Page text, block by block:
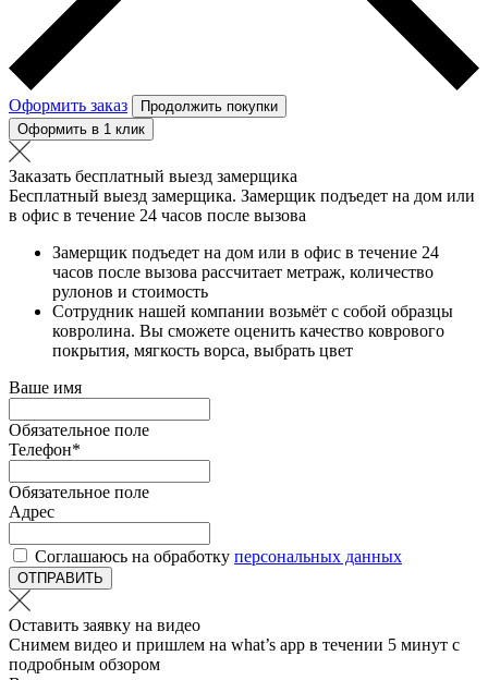
Оформить заказ
Продолжить покупки
Оформить в 1 клик
Заказать бесплатный выезд замерщика
Бесплатный выезд замерщика. Замерщик подъедет на дом или
в офис в течение 24 часов после вызова
Замерщик подъедет на дом или в офис в течение 24
часов после вызова рассчитает метраж, количество
рулонов и стоимость
Сотрудник нашей компании возьмёт с собой образцы
ковролина. Вы сможете оценить качество коврового
покрытия, мягкость ворса, выбрать цвет
Ваше имя
Обязательное поле
Телефон*
Обязательное поле
Адрес
Соглашаюсь на обработку персональных данных
ОТПРАВИТЬ
Оставить заявку на видео
Снимем видео и пришлем на what’s app в течении 5 минут с
подробным обзором